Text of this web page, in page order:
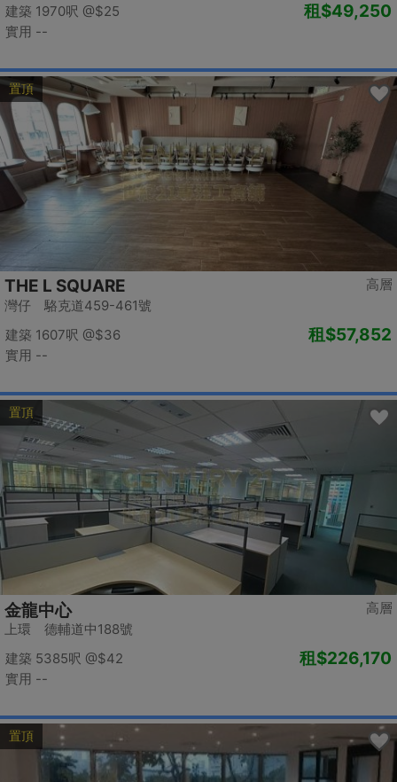
建築 1970呎 @$25
實用 --
租$49,250
置頂
高層
THE L SQUARE
灣仔 駱克道459-461號
建築 1607呎 @$36
實用 --
租$57,852
置頂
高層
金龍中心
上環 德輔道中188號
建築 5385呎 @$42
實用 --
租$226,170
置頂